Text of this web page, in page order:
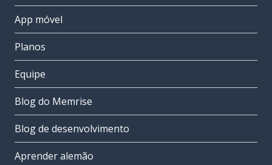
App móvel
Planos
Equipe
Blog do Memrise
Blog de desenvolvimento
Aprender alemão